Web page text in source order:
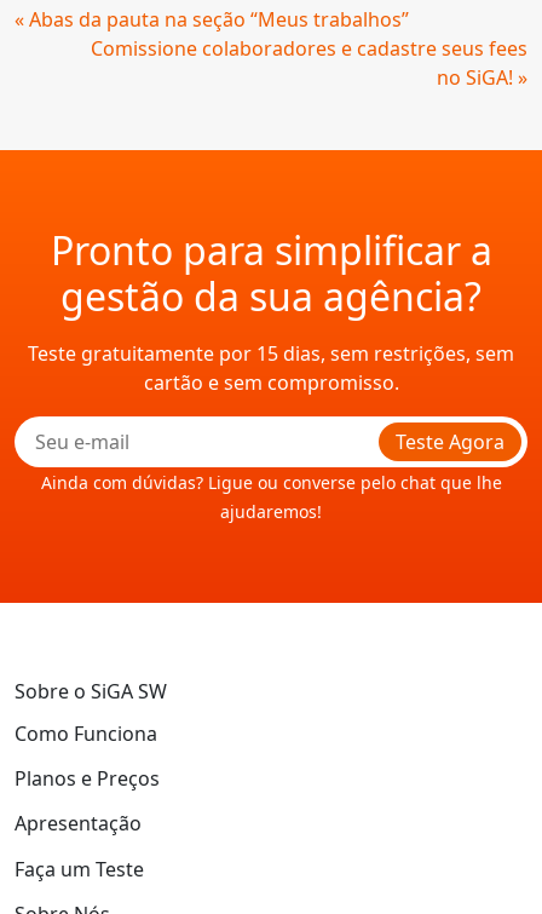
Continue
« Abas da pauta na seção “Meus trabalhos”
Comissione colaboradores e cadastre seus fees
no SiGA! »
Pronto para simplificar a
gestão da sua agência?
Teste gratuitamente por 15 dias, sem restrições, sem
cartão e sem compromisso.
Teste Agora
Ainda com dúvidas? Ligue ou converse pelo chat que lhe
ajudaremos!
Sobre o SiGA SW
Como Funciona
Planos e Preços
Apresentação
Faça um Teste